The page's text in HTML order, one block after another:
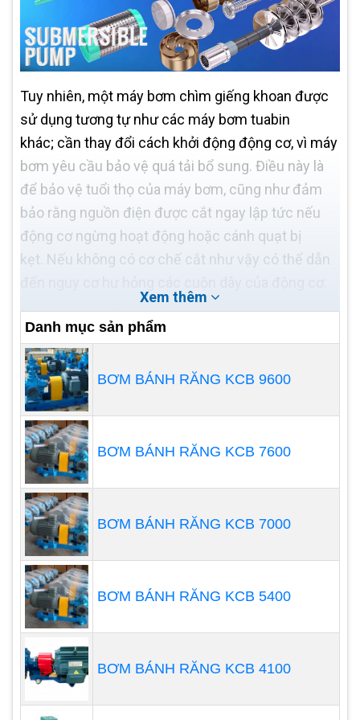
Tuy nhiên, một máy bơm chìm giếng khoan được
sử dụng tương tự như các máy bơm tuabin
khác; cần thay đổi cách khởi động động cơ, vì máy
bơm yêu cầu bảo vệ quá tải bổ sung. Điều này là
để bảo vệ tuổi thọ của máy bơm, cũng như đảm
bảo rằng nguồn điện được cắt ngay lập tức nếu
động cơ ngừng hoạt động hoặc cánh quạt bị
kẹt. Nếu không có cơ chế cắt như vậy có thể dẫn
Năng lực hoạt động máy bơm
chìm giếng khoan
Máy bơm chìm giếng khoan có nhiều loại kích cỡ
khác nhau, được xác định bởi ứng dụng cụ thể mà
chúng được sử dụng. Các mô hình nhỏ hơn có thể
được sử dụng trong nhà hoặc trong các thiết lập
thương mại nhẹ và thường có mức tiêu thụ điện từ
0,75kw đến 2,2kw, chứa chất rắn có đường kính tối
đa là 55mm. Đối với các ứng dụng nặng hơn,
chẳng hạn như trong các ứng dụng xây dựng và
công nghiệp, các máy bơm lớn hơn có sẵn và
những máy bơm này thường có thể xử lý chất thải
và chất rắn lên đến 65mm.
Xem thêm
Danh mục sản phẩm
BƠM BÁNH RĂNG KCB 9600
BƠM BÁNH RĂNG KCB 7600
BƠM BÁNH RĂNG KCB 7000
BƠM BÁNH RĂNG KCB 5400
BƠM BÁNH RĂNG KCB 4100